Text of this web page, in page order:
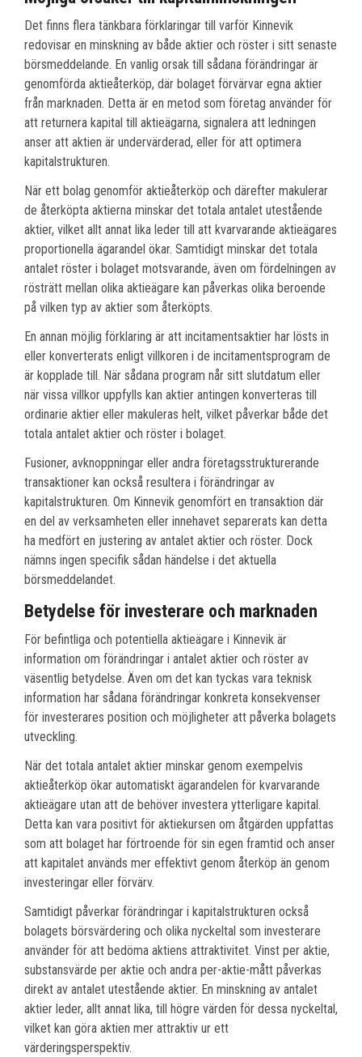
Det finns flera tänkbara förklaringar till varför Kinnevik
redovisar en minskning av både aktier och röster i sitt senaste
börsmeddelande. En vanlig orsak till sådana förändringar är
genomförda aktieåterköp, där bolaget förvärvar egna aktier
från marknaden. Detta är en metod som företag använder för
att returnera kapital till aktieägarna, signalera att ledningen
anser att aktien är undervärderad, eller för att optimera
kapitalstrukturen.
När ett bolag genomför aktieåterköp och därefter makulerar
de återköpta aktierna minskar det totala antalet utestående
aktier, vilket allt annat lika leder till att kvarvarande aktieägares
proportionella ägarandel ökar. Samtidigt minskar det totala
antalet röster i bolaget motsvarande, även om fördelningen av
rösträtt mellan olika aktieägare kan påverkas olika beroende
på vilken typ av aktier som återköpts.
En annan möjlig förklaring är att incitamentsaktier har lösts in
eller konverterats enligt villkoren i de incitamentsprogram de
är kopplade till. När sådana program når sitt slutdatum eller
när vissa villkor uppfylls kan aktier antingen konverteras till
ordinarie aktier eller makuleras helt, vilket påverkar både det
totala antalet aktier och röster i bolaget.
Fusioner, avknoppningar eller andra företagsstrukturerande
transaktioner kan också resultera i förändringar av
kapitalstrukturen. Om Kinnevik genomfört en transaktion där
en del av verksamheten eller innehavet separerats kan detta
ha medfört en justering av antalet aktier och röster. Dock
nämns ingen specifik sådan händelse i det aktuella
börsmeddelandet.
Betydelse för investerare och marknaden
För befintliga och potentiella aktieägare i Kinnevik är
information om förändringar i antalet aktier och röster av
väsentlig betydelse. Även om det kan tyckas vara teknisk
information har sådana förändringar konkreta konsekvenser
för investerares position och möjligheter att påverka bolagets
utveckling.
När det totala antalet aktier minskar genom exempelvis
aktieåterköp ökar automatiskt ägarandelen för kvarvarande
aktieägare utan att de behöver investera ytterligare kapital.
Detta kan vara positivt för aktiekursen om åtgärden uppfattas
som att bolaget har förtroende för sin egen framtid och anser
att kapitalet används mer effektivt genom återköp än genom
investeringar eller förvärv.
Samtidigt påverkar förändringar i kapitalstrukturen också
bolagets börsvärdering och olika nyckeltal som investerare
använder för att bedöma aktiens attraktivitet. Vinst per aktie,
substansvärde per aktie och andra per-aktie-mått påverkas
direkt av antalet utestående aktier. En minskning av antalet
aktier leder, allt annat lika, till högre värden för dessa nyckeltal,
vilket kan göra aktien mer attraktiv ur ett
värderingsperspektiv.